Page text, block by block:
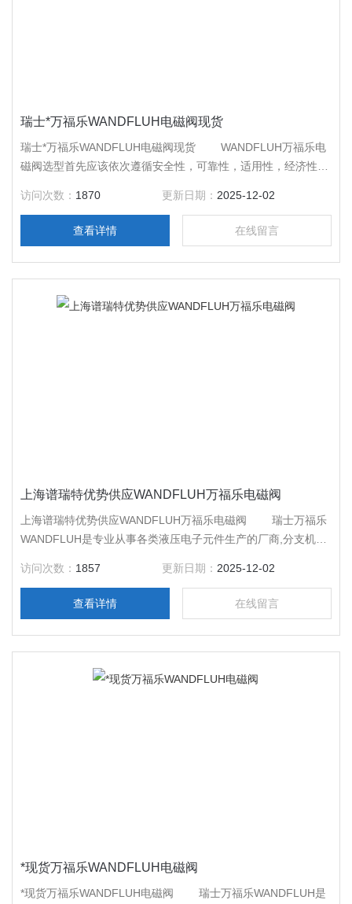
瑞士*万福乐WANDFLUH电磁阀现货
瑞士*万福乐WANDFLUH电磁阀现货 WANDFLUH万福乐电
磁阀选型首先应该依次遵循安全性，可靠性，适用性，经济性四
参数、压力参数、电气参数、动作方式、特殊要求进行选择）。
访问次数： 1870 更新日期： 2025-12-02
查看详情 在线留言
上海谱瑞特优势供应WANDFLUH万福乐电磁阀
上海谱瑞特优势供应WANDFLUH万福乐电磁阀 瑞士万福乐
WANDFLUH是专业从事各类液压电子元件生产的厂商,分支机构
化解决方案。
访问次数： 1857 更新日期： 2025-12-02
查看详情 在线留言
*现货万福乐WANDFLUH电磁阀
*现货万福乐WANDFLUH电磁阀 瑞士万福乐WANDFLUH是